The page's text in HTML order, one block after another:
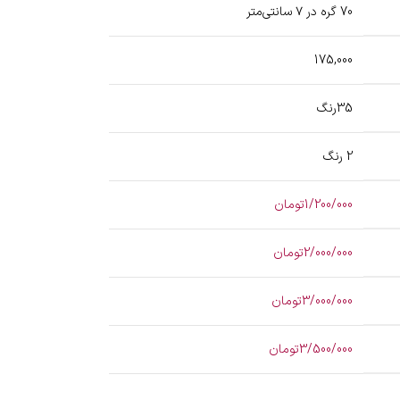
70 گره در ۷ سانتی‌متر
175,000
35رنگ
2 رنگ
1/200/000تومان
2/000/000تومان
3/000/000تومان
3/500/000تومان